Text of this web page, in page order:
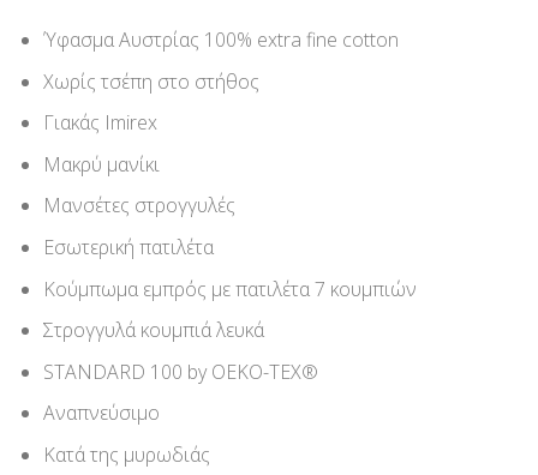
Ύφασμα Αυστρίας 100% extra fine cotton
Χωρίς τσέπη στο στήθος
Γιακάς Imirex
Μακρύ μανίκι
Μανσέτες στρογγυλές
Εσωτερική πατιλέτα
Κούμπωμα εμπρός με πατιλέτα 7 κουμπιών
Στρογγυλά κουμπιά λευκά
STANDARD 100 by OEKO-TEX®
Αναπνεύσιμο
Κατά της μυρωδιάς